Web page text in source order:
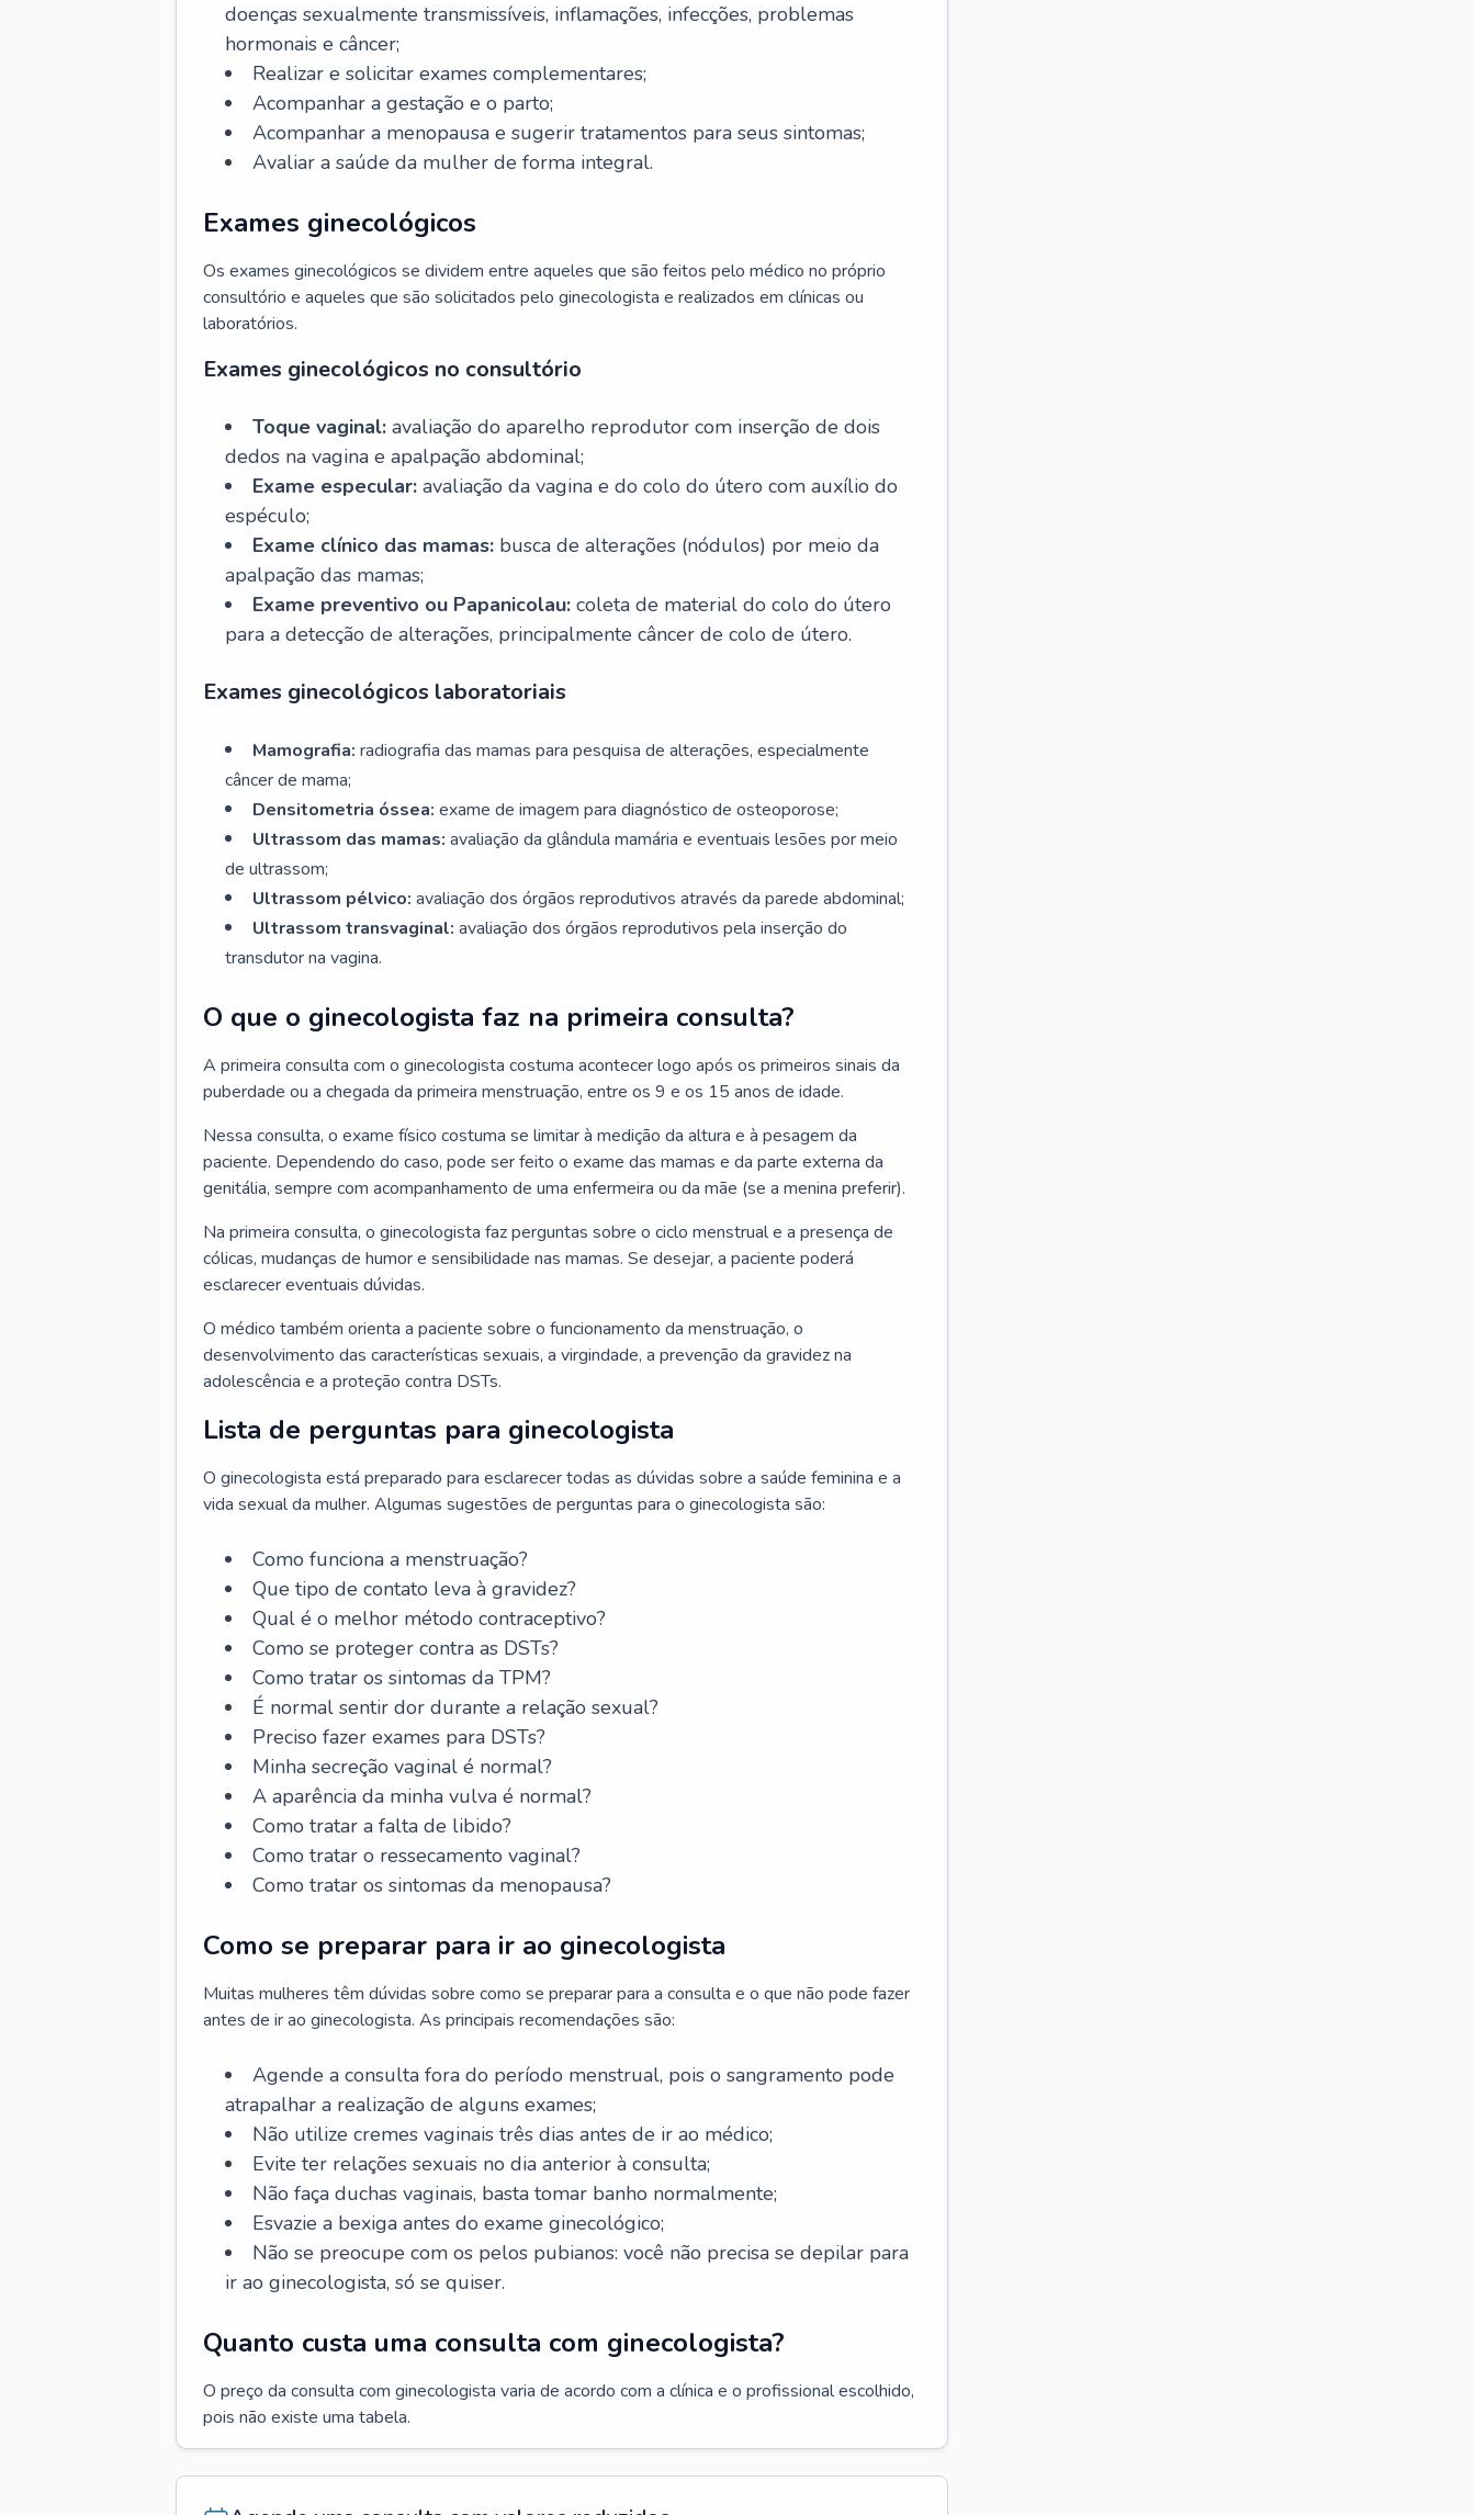
doenças sexualmente transmissíveis, inflamações, infecções, problemas
hormonais e câncer;
Realizar e solicitar exames complementares;
Acompanhar a gestação e o parto;
Acompanhar a menopausa e sugerir tratamentos para seus sintomas;
Avaliar a saúde da mulher de forma integral.
Exames ginecológicos
Os exames ginecológicos se dividem entre aqueles que são feitos pelo médico no próprio
consultório e aqueles que são solicitados pelo ginecologista e realizados em clínicas ou
laboratórios.
Exames ginecológicos no consultório
Toque vaginal: avaliação do aparelho reprodutor com inserção de dois
dedos na vagina e apalpação abdominal;
Exame especular: avaliação da vagina e do colo do útero com auxílio do
espéculo;
Exame clínico das mamas: busca de alterações (nódulos) por meio da
apalpação das mamas;
Exame preventivo ou Papanicolau: coleta de material do colo do útero
para a detecção de alterações, principalmente câncer de colo de útero.
Exames ginecológicos laboratoriais
Mamografia: radiografia das mamas para pesquisa de alterações, especialmente
câncer de mama;
Densitometria óssea: exame de imagem para diagnóstico de osteoporose;
Ultrassom das mamas: avaliação da glândula mamária e eventuais lesões por meio
de ultrassom;
Ultrassom pélvico: avaliação dos órgãos reprodutivos através da parede abdominal;
Ultrassom transvaginal: avaliação dos órgãos reprodutivos pela inserção do
transdutor na vagina.
O que o ginecologista faz na primeira consulta?
A primeira consulta com o ginecologista costuma acontecer logo após os primeiros sinais da
puberdade ou a chegada da primeira menstruação, entre os 9 e os 15 anos de idade.
Nessa consulta, o exame físico costuma se limitar à medição da altura e à pesagem da
paciente. Dependendo do caso, pode ser feito o exame das mamas e da parte externa da
genitália, sempre com acompanhamento de uma enfermeira ou da mãe (se a menina preferir).
Na primeira consulta, o ginecologista faz perguntas sobre o ciclo menstrual e a presença de
cólicas, mudanças de humor e sensibilidade nas mamas. Se desejar, a paciente poderá
esclarecer eventuais dúvidas.
O médico também orienta a paciente sobre o funcionamento da menstruação, o
desenvolvimento das características sexuais, a virgindade, a prevenção da gravidez na
adolescência e a proteção contra DSTs.
Lista de perguntas para ginecologista
O ginecologista está preparado para esclarecer todas as dúvidas sobre a saúde feminina e a
vida sexual da mulher. Algumas sugestões de perguntas para o ginecologista são:
Como funciona a menstruação?
Que tipo de contato leva à gravidez?
Qual é o melhor método contraceptivo?
Como se proteger contra as DSTs?
Como tratar os sintomas da TPM?
É normal sentir dor durante a relação sexual?
Preciso fazer exames para DSTs?
Minha secreção vaginal é normal?
A aparência da minha vulva é normal?
Como tratar a falta de libido?
Como tratar o ressecamento vaginal?
Como tratar os sintomas da menopausa?
Como se preparar para ir ao ginecologista
Muitas mulheres têm dúvidas sobre como se preparar para a consulta e o que não pode fazer
antes de ir ao ginecologista. As principais recomendações são:
Agende a consulta fora do período menstrual, pois o sangramento pode
atrapalhar a realização de alguns exames;
Não utilize cremes vaginais três dias antes de ir ao médico;
Evite ter relações sexuais no dia anterior à consulta;
Não faça duchas vaginais, basta tomar banho normalmente;
Esvazie a bexiga antes do exame ginecológico;
Não se preocupe com os pelos pubianos: você não precisa se depilar para
ir ao ginecologista, só se quiser.
Quanto custa uma consulta com ginecologista?
O preço da consulta com ginecologista varia de acordo com a clínica e o profissional escolhido,
pois não existe uma tabela.